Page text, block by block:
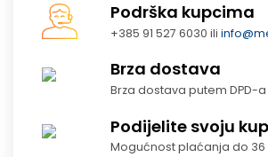
Podrška kupcima
+385 91 527 6030 ili
Brza dostava
Brza dostava putem DPD-
Podijelite svoju
Mogućnost plaćanja do 36